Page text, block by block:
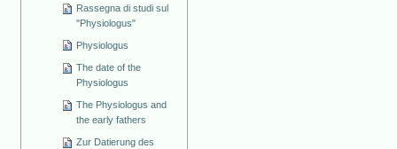
Rassegna di studi sul
"Physiologus"
Physiologus
The date of the
Physiologus
The Physiologus and
the early fathers
Zur Datierung des